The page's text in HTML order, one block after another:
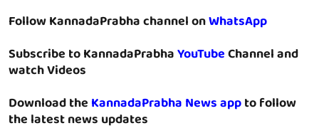
Follow KannadaPrabha channel onWhatsApp
Subscribe to KannadaPrabhaYouTubeChannel and
watch Videos
Download theKannadaPrabha News appto follow
the latest news updates